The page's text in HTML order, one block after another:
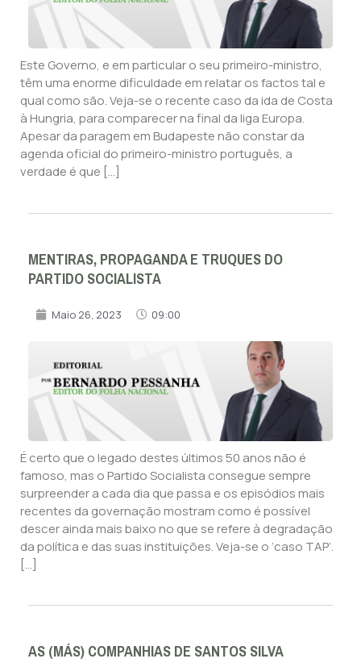
Este Governo, e em particular o seu primeiro-ministro,
têm uma enorme dificuldade em relatar os factos tal e
qual como são. Veja-se o recente caso da ida de Costa
à Hungria, para comparecer na final da liga Europa.
Apesar da paragem em Budapeste não constar da
agenda oficial do primeiro-ministro português, a
verdade é que […]
MENTIRAS, PROPAGANDA E TRUQUES DO
PARTIDO SOCIALISTA
Maio 26, 2023 09:00
É certo que o legado destes últimos 50 anos não é
famoso, mas o Partido Socialista consegue sempre
surpreender a cada dia que passa e os episódios mais
recentes da governação mostram como é possível
descer ainda mais baixo no que se refere à degradação
da política e das suas instituições. Veja-se o ‘caso TAP’.
[…]
AS (MÁS) COMPANHIAS DE SANTOS SILVA